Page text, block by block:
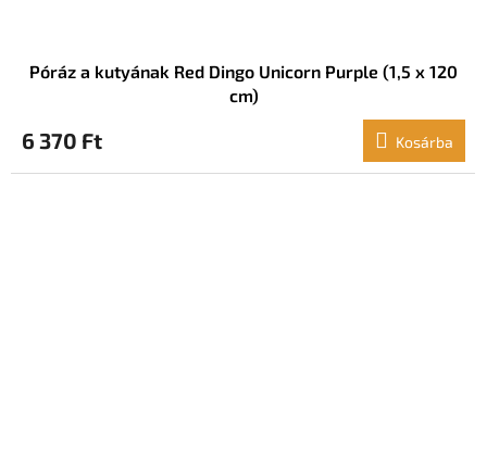
Póráz a kutyának Red Dingo Unicorn Purple (1,5 x 120
cm)
6 370 Ft Kosárba